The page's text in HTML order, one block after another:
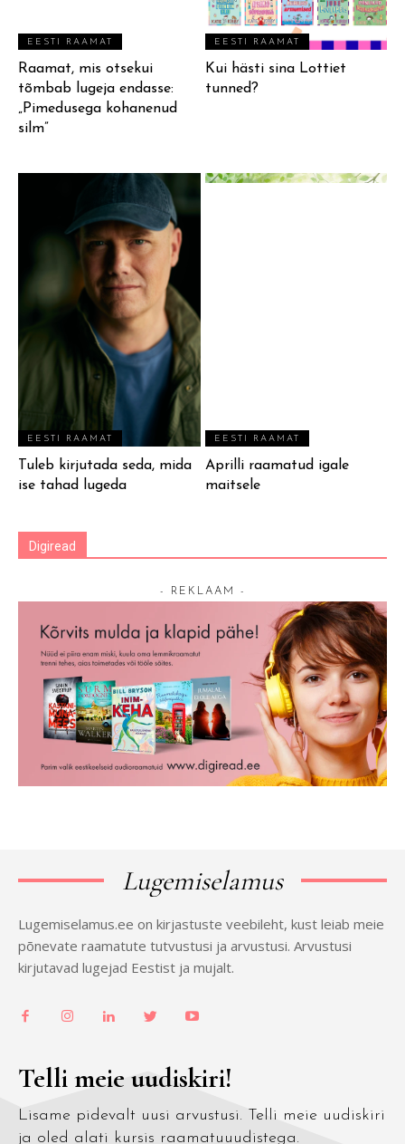
EESTI RAAMAT
Raamat, mis otsekui
tõmbab lugeja endasse:
„Pimedusega kohanenud
silm”
EESTI RAAMAT
Kui hästi sina Lottiet
tunned?
EESTI RAAMAT
Tuleb kirjutada seda, mida
ise tahad lugeda
EESTI RAAMAT
Aprilli raamatud igale
maitsele
Digiread
- REKLAAM -
Lugemiselamus
Lugemiselamus.ee on kirjastuste veebileht, kust leiab meie
põnevate raamatute tutvustusi ja arvustusi. Arvustusi
kirjutavad lugejad Eestist ja mujalt.
Telli meie uudiskiri!
Lisame pidevalt uusi arvustusi. Telli meie uudiskiri
ja oled alati kursis raamatuuudistega.